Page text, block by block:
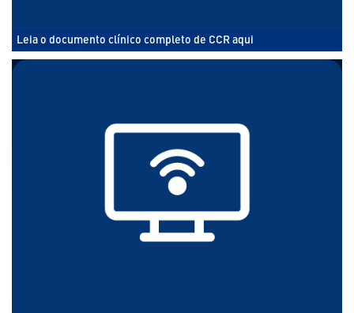
Leia o documento clínico completo de CCR aqui